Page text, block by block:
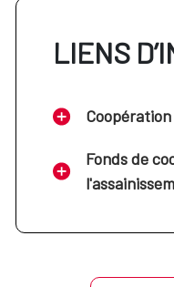
LIENS
Fonds de